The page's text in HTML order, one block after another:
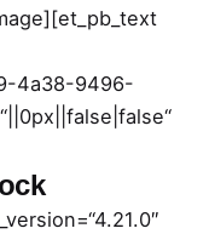
4a38-9496-